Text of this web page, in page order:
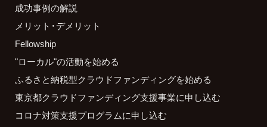
成功事例の解説
メリット・デメリット
Fellowship
"ローカル"の活動を始める
ふるさと納税型クラウドファンディングを始める
東京都クラウドファンディング支援事業に申し込む
コロナ対策支援プログラムに申し込む